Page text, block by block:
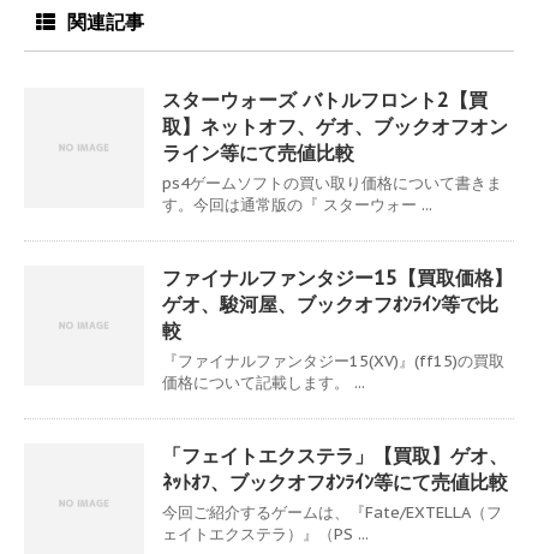
関連記事
スターウォーズ バトルフロント2【買
取】ネットオフ、ゲオ、ブックオフオン
ライン等にて売値比較
ps4ゲームソフトの買い取り価格について書きま
す。今回は通常版の『 スターウォー ...
ファイナルファンタジー15【買取価格】
ゲオ、駿河屋、ブックオフｵﾝﾗｲﾝ等で比
較
『ファイナルファンタジー15(XV)』(ff15)の買取
価格について記載します。 ...
「フェイトエクステラ」【買取】ゲオ、
ﾈｯﾄｵﾌ、ブックオフｵﾝﾗｲﾝ等にて売値比較
今回ご紹介するゲームは、『Fate/EXTELLA（フ
ェイトエクステラ）』（PS ...